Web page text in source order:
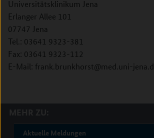
Universitätsklinikum Jena
Erlanger Allee 101
07747 Jena
Tel.: 03641 9323-381
Fax: 03641 9323-112
E-Mail: frank.brunkhorst@med.uni-
Aktuelle Meldungen